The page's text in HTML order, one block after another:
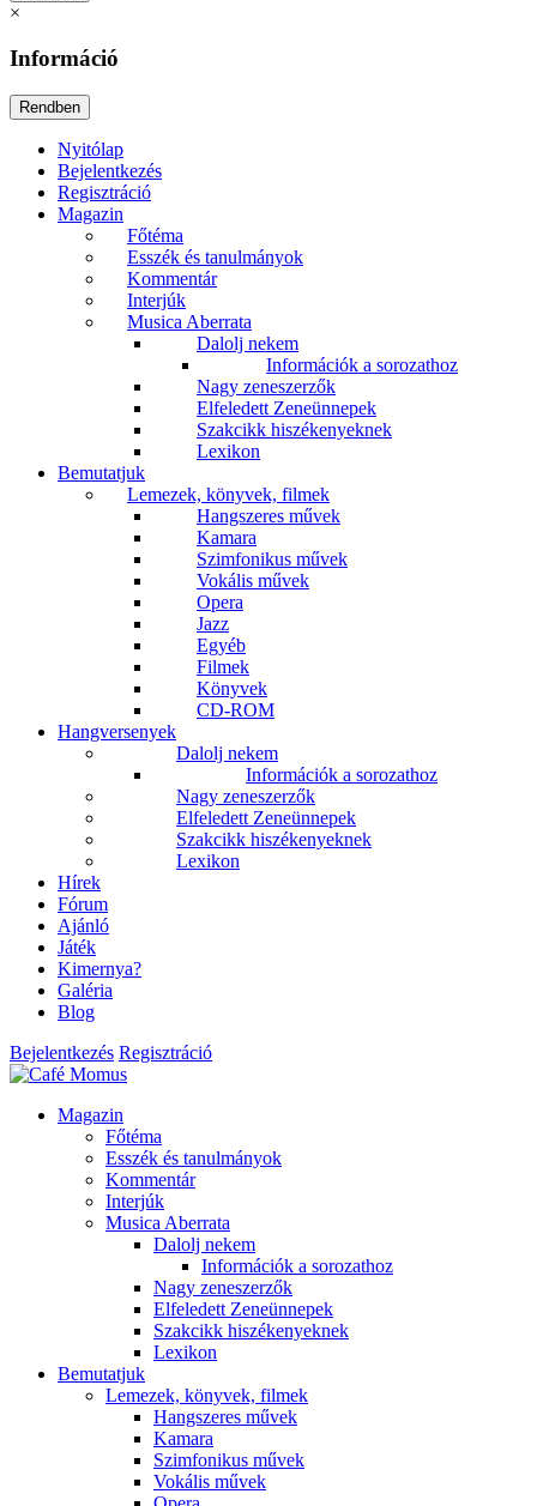
×
Információ
Nyitólap
Bejelentkezés
Regisztráció
Magazin
Főtéma
Esszék és tanulmányok
Kommentár
Interjúk
Musica Aberrata
Dalolj nekem
Információk a sorozathoz
Nagy zeneszerzők
Elfeledett Zeneünnepek
Szakcikk hiszékenyeknek
Lexikon
Bemutatjuk
Lemezek, könyvek, filmek
Hangszeres művek
Kamara
Szimfonikus művek
Vokális művek
Opera
Jazz
Egyéb
Filmek
Könyvek
CD-ROM
Hangversenyek
Dalolj nekem
Információk a sorozathoz
Nagy zeneszerzők
Elfeledett Zeneünnepek
Szakcikk hiszékenyeknek
Lexikon
Hírek
Fórum
Ajánló
Játék
Kimernya?
Galéria
Blog
Bejelentkezés Regisztráció
Magazin
Főtéma
Esszék és tanulmányok
Kommentár
Interjúk
Musica Aberrata
Dalolj nekem
Információk a sorozathoz
Nagy zeneszerzők
Elfeledett Zeneünnepek
Szakcikk hiszékenyeknek
Lexikon
Bemutatjuk
Lemezek, könyvek, filmek
Hangszeres művek
Kamara
Szimfonikus művek
Vokális művek